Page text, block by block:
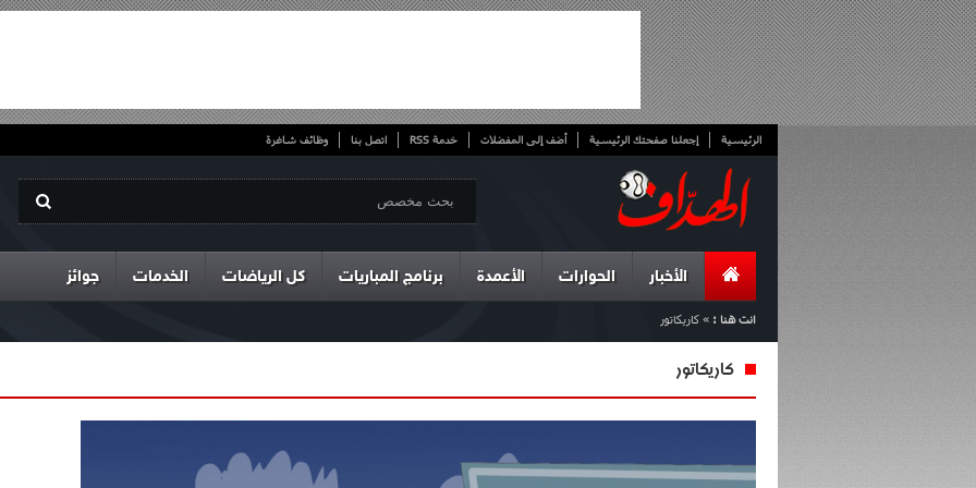
الرئيسية إجعلنا صفحتك الرئيسية أضف إلى المفضلات خدمة RSS اتصل بنا وظائف شاغرة
الأخبار الحوارات الأعمدة برنامج المباريات كل الرياضات الخدمات جوائز
انت هنا : » كاريكاتور
كاريكاتور